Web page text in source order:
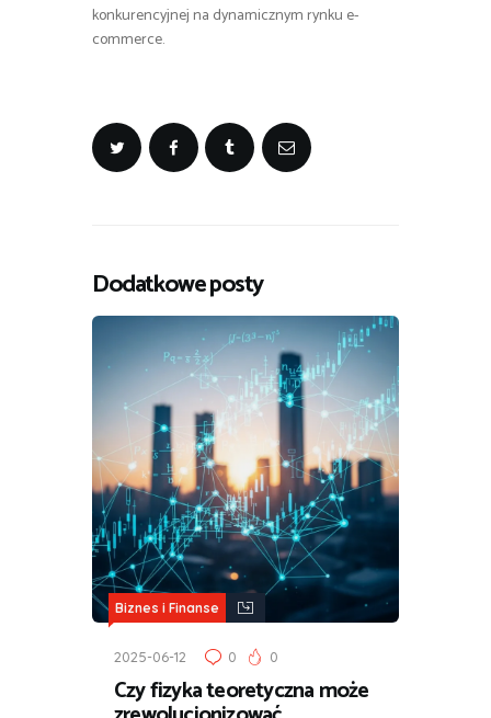
konkurencyjnej na dynamicznym rynku e-
commerce.
Dodatkowe posty
Biznes i Finanse
2025-06-12 0 0
Czy fizyka teoretyczna może